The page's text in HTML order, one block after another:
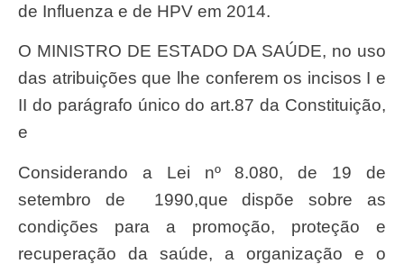
de Influenza e de HPV em 2014.
O MINISTRO DE ESTADO DA SAÚDE, no uso
das atribuições que lhe conferem os incisos I e
II do parágrafo único do art.87 da Constituição,
e
Considerando a Lei nº 8.080, de 19 de
setembro de 1990,que dispõe sobre as
condições para a promoção, proteção e
recuperação da saúde, a organização e o